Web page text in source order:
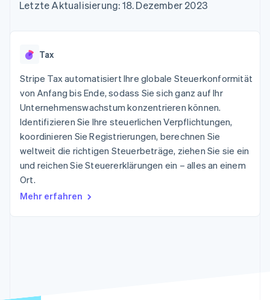
Authorization
Optimierung der
Autorisierungsraten
Link
Beschleunigter
Bezahlvorgang
Financial
Connections
Finanzdaten
Data Pipeline
Geldmanagement
SaaS
Nach Branche
KI-Unternehmen
Gaming
Bewirtung, Reisen und
Freizeit
Versicherungen
Medien und
Organisationen
Marktplatz auf
Abonnementverwaltung
Abrechnung um
Stablecoin-gestützte
Karten ausgeben: So
geht´s
Bereitstellung und
Verwaltung von
Diensten mit Agenten
Kontakt
kontaktieren
Partner werden
Letzte Aktualisierung: 18. Dezember 2023
Tax
Stripe Tax automatisiert Ihre globale Steuerkonformität
von Anfang bis Ende, sodass Sie sich ganz auf Ihr
Unternehmenswachstum konzentrieren können.
Identifizieren Sie Ihre steuerlichen Verpflichtungen,
koordinieren Sie Registrierungen, berechnen Sie
weltweit die richtigen Steuerbeträge, ziehen Sie sie ein
und reichen Sie Steuererklärungen ein – alles an einem
Ort.
Mehr erfahren